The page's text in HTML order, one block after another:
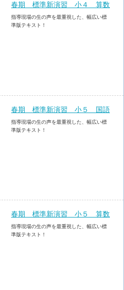
春期 標準新演習 小４ 算数
指導現場の生の声を最重視した、幅広い標
準版テキスト！
春期 標準新演習 小５ 国語
指導現場の生の声を最重視した、幅広い標
準版テキスト！
春期 標準新演習 小５ 算数
指導現場の生の声を最重視した、幅広い標
準版テキスト！